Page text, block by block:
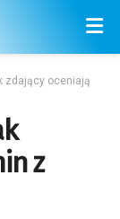
zdający oceniają
z